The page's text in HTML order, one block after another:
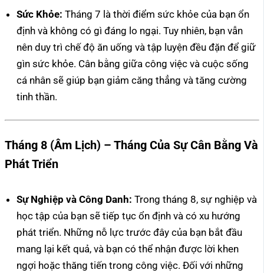
Sức Khỏe: Tháng 7 là thời điểm sức khỏe của bạn ổn
định và không có gì đáng lo ngại. Tuy nhiên, bạn vẫn
nên duy trì chế độ ăn uống và tập luyện đều đặn để giữ
gìn sức khỏe. Cân bằng giữa công việc và cuộc sống
cá nhân sẽ giúp bạn giảm căng thẳng và tăng cường
tinh thần.
Tháng 8 (Âm Lịch) – Tháng Của Sự Cân Bằng Và
Phát Triển
Sự Nghiệp và Công Danh: Trong tháng 8, sự nghiệp và
học tập của bạn sẽ tiếp tục ổn định và có xu hướng
phát triển. Những nỗ lực trước đây của bạn bắt đầu
mang lại kết quả, và bạn có thể nhận được lời khen
ngợi hoặc thăng tiến trong công việc. Đối với những